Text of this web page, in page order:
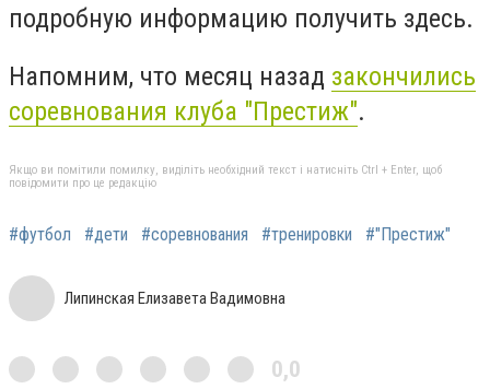
подробную информацию получить здесь.
Напомним, что месяц назад закончились
соревнования клуба "Престиж".
Якщо ви помітили помилку, виділіть необхідний текст і натисніть Ctrl + Enter, щоб
повідомити про це редакцію
#футбол #дети #соревнования #тренировки #"Престиж"
Липинская Елизавета Вадимовна
0,0